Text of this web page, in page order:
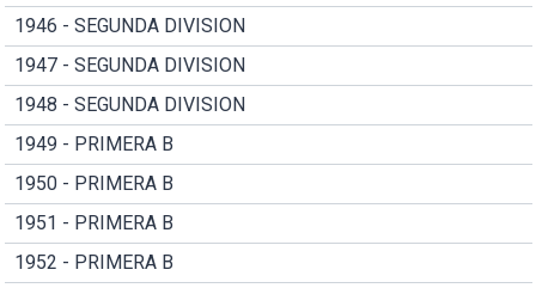
1946 - SEGUNDA DIVISION
1947 - SEGUNDA DIVISION
1948 - SEGUNDA DIVISION
1949 - PRIMERA B
1950 - PRIMERA B
1951 - PRIMERA B
1952 - PRIMERA B